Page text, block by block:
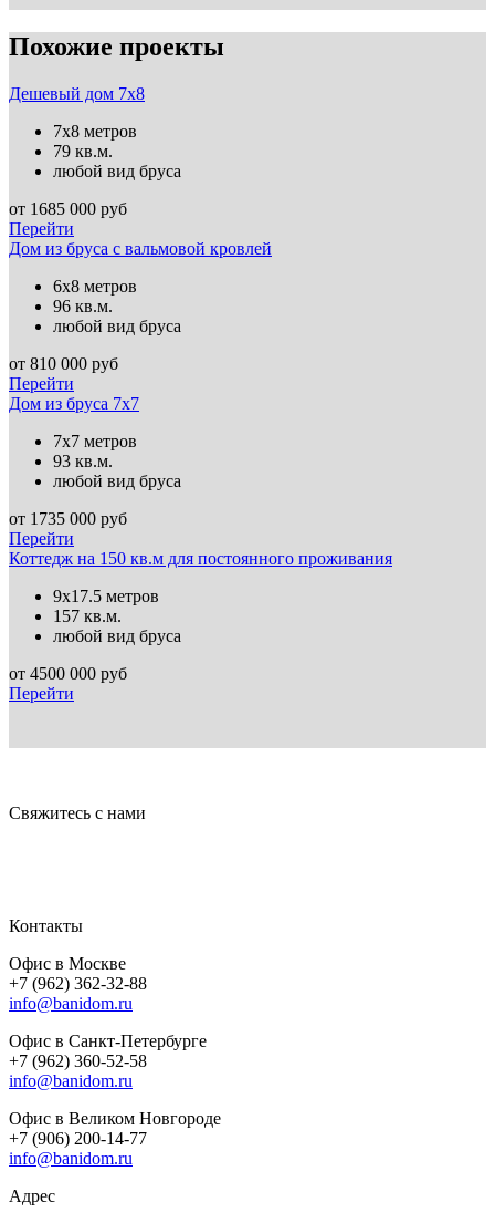
Похожие проекты
Дешевый дом 7х8
7х8 метров
79 кв.м.
любой вид бруса
от 1685 000 руб
Перейти
Дом из бруса с вальмовой кровлей
6х8 метров
96 кв.м.
любой вид бруса
от 810 000 руб
Перейти
Дом из бруса 7х7
7х7 метров
93 кв.м.
любой вид бруса
от 1735 000 руб
Перейти
Коттедж на 150 кв.м для постоянного проживания
9х17.5 метров
157 кв.м.
любой вид бруса
от 4500 000 руб
Перейти
Свяжитесь с нами
Контакты
Офис в Москве
+7 (962) 362-32-88
info@banidom.ru
Офис в Санкт-Петербурге
+7 (962) 360-52-58
info@banidom.ru
Офис в Великом Новгороде
+7 (906) 200-14-77
info@banidom.ru
Адрес